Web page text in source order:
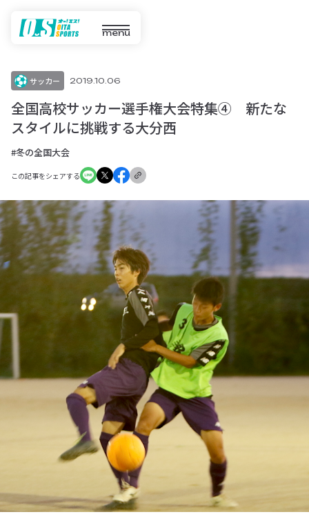
menu
サッカー 2019.10.06
全国高校サッカー選手権大会特集④ 新たな
スタイルに挑戦する大分西
#冬の全国大会
この記事をシェアする